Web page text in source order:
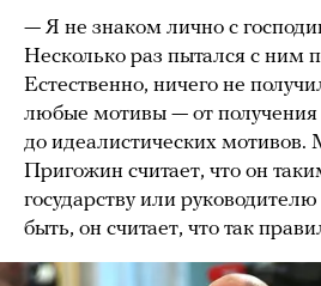
— Я не знаком лично с
Несколько раз пытался с ним
Естественно, ничего не
любые мотивы — от
до идеалистических мотивов.
Пригожин считает, что он
государству или
быть, он считает, что так